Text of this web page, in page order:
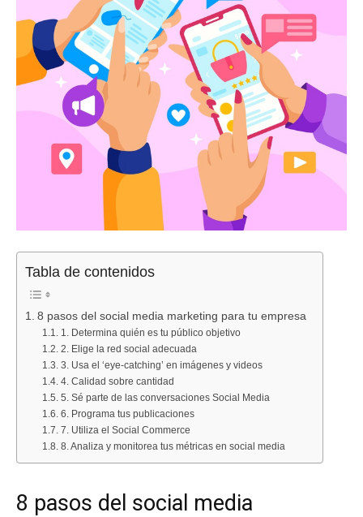
Tabla de contenidos
8 pasos del social media marketing para tu empresa
1. Determina quién es tu público objetivo
2. Elige la red social adecuada
3. Usa el ‘eye-catching’ en imágenes y videos
4. Calidad sobre cantidad
5. Sé parte de las conversaciones Social Media
6. Programa tus publicaciones
7. Utiliza el Social Commerce
8. Analiza y monitorea tus métricas en social media
8 pasos del social media